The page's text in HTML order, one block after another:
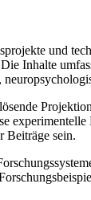
und
Inhalte
Beiträge sein.